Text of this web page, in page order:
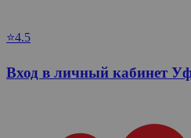
⭐4.5
Вход в личный кабинет